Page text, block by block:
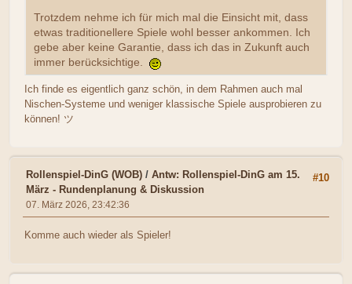
Trotzdem nehme ich für mich mal die Einsicht mit, dass
etwas traditionellere Spiele wohl besser ankommen. Ich
gebe aber keine Garantie, dass ich das in Zukunft auch
immer berücksichtige.
Ich finde es eigentlich ganz schön, in dem Rahmen auch mal
Nischen-Systeme und weniger klassische Spiele ausprobieren zu
können! ツ
#10
Rollenspiel-DinG (WOB) / Antw: Rollenspiel-DinG am 15.
März - Rundenplanung & Diskussion
07. März 2026, 23:42:36
Komme auch wieder als Spieler!